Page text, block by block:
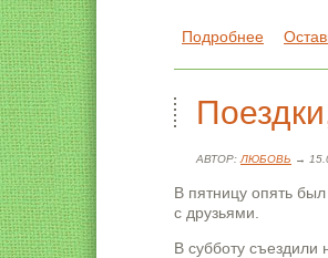
Подробнее о
АВТОР: ЛЮБОВЬ →
В пятницу опять
с друзьями.
В субботу